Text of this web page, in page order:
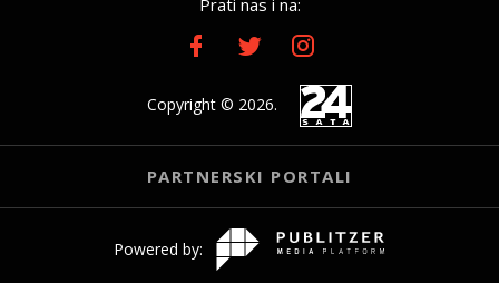
Prati nas i na:
Copyright © 2026.
PARTNERSKI PORTALI
Powered by: